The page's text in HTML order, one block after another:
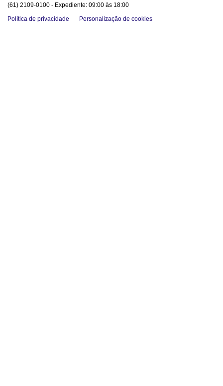
(61) 2109-0100 - Expediente: 09:00 às 18:00
Política de privacidade
Personalização de cookies